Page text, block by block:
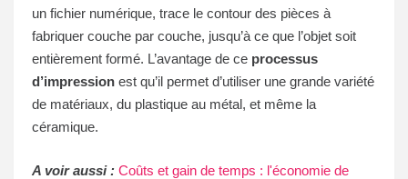
un fichier numérique, trace le contour des pièces à
fabriquer couche par couche, jusqu’à ce que l’objet soit
entièrement formé. L’avantage de ce processus
d’impression est qu’il permet d’utiliser une grande variété
de matériaux, du plastique au métal, et même la
céramique.
A voir aussi : Coûts et gain de temps : l'économie de